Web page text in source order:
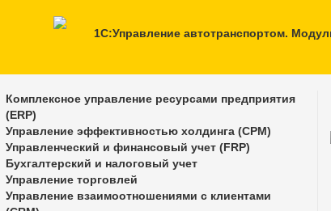
1С:Управление автотранспортом.
Комплексное управление ресурсами предприятия
(ERP)
Управление эффективностью холдинга (CPM)
Управленческий и финансовый учет (FRP)
Бухгалтерский и налоговый учет
Управление торговлей
Управление взаимоотношениями с клиентами